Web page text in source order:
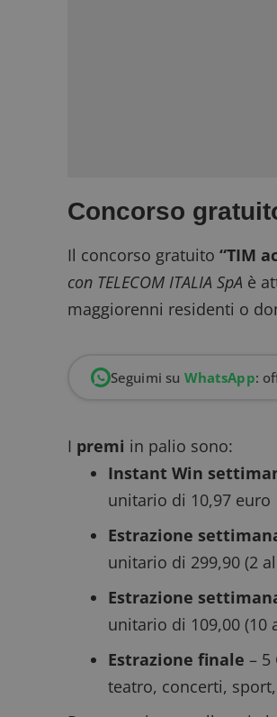
Concorso
Il concorso gratuito “TIM
con TELECOM ITALIA SpA è
maggiorenni residenti o
Seguimi su WhatsApp:
I premi in palio sono:
Instant Win
unitario di 10,97 euro
Estrazione
unitario di 299,90 (2
Estrazione
unitario di 109,00 (10
Estrazione finale – 5
teatro, concerti,